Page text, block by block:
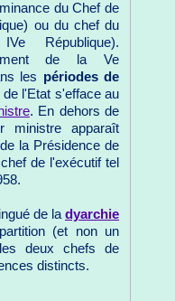
du Chef de
ou du chef du
République).
de la Ve
les périodes de
l'Etat s'efface au
. En dehors de
ministre apparaît
la Présidence de
de l'exécutif tel
de la dyarchie
(et non un
deux chefs de
distincts.